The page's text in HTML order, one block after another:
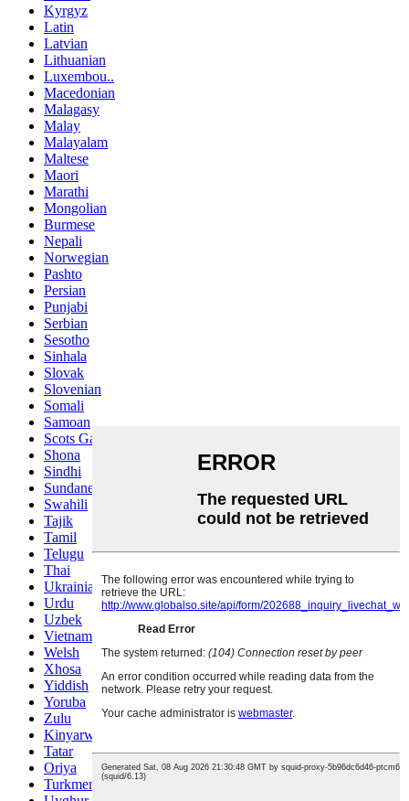
Kyrgyz
Latin
Latvian
Lithuanian
Luxembou..
Macedonian
Malagasy
Malay
Malayalam
Maltese
Maori
Marathi
Mongolian
Burmese
Nepali
Norwegian
Pashto
Persian
Punjabi
Serbian
Sesotho
Sinhala
Slovak
Slovenian
Somali
Samoan
Scots Gaelic
Shona
Sindhi
Sundanese
Swahili
Tajik
Tamil
Telugu
Thai
Ukrainian
Urdu
Uzbek
Vietnamese
Welsh
Xhosa
Yiddish
Yoruba
Zulu
Kinyarwanda
Tatar
Oriya
Turkmen